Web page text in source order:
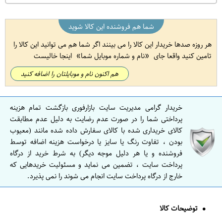
شما هم فروشنده این کالا شوید
هر روزه صدها خریدار این کالا را می بینند اگر شما هم می توانید این کالا را
تامین کنید واقعا جای
نام و شماره موبایل شما اینجا خالیست
هم اکنون نام و موبایلتان را اضافه کنید
خریدار گرامی مدیریت سایت بازارفوری بازگشت تمام هزینه
پرداختی شما را در صورت عدم رضایت به دلیل عدم مطابقت
کالای خریداری شده با کالای سفارش داده شده مانند (معیوب
بودن ، تفاوت رنگ یا سایز یا درخواست هزینه اضافه توسط
فروشنده و یا هر دلیل موجه دیگر) به شرط خرید از درگاه
پرداخت سایت ، تضمین می نماید و مسئولیت خریدهایی که
خارج از درگاه پرداخت سایت انجام می شوند را نمی پذیرد.
توضیحات کالا